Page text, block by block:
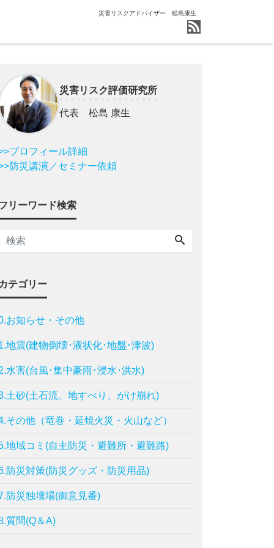
災害リスクアドバイザー 松島康生
災害リスク評価研究所
代表 松島 康生
プロフィール詳細
防災講演／セミナー依頼
リーワード検索
テゴリー
お知らせ・その他
地震(建物倒壊･液状化･地盤･津波)
水害(台風･集中豪雨･浸水･洪水)
土砂(土石流、地すべり、がけ崩れ)
その他（竜巻・延焼火災・火山など）
地域コミ(自主防災・避難所・避難路)
防災対策(防災グッズ・防災用品)
防災独壇場(御意見番)
質問(Q＆A)